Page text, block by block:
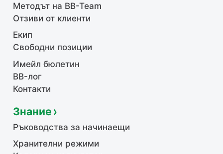
Методът на BB-Team
Отзиви от клиенти
Екип
Свободни позиции
Имейл бюлетин
BB-лог
Контакти
Знание
Ръководства за начинаещи
Хранителни режими